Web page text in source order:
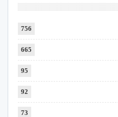
756
665
95
92
73